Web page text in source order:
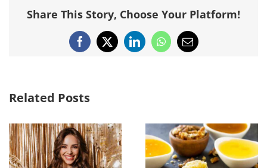
Share This Story, Choose Your Platform!
Facebook
X LinkedInWhatsApp
Email
Related Posts